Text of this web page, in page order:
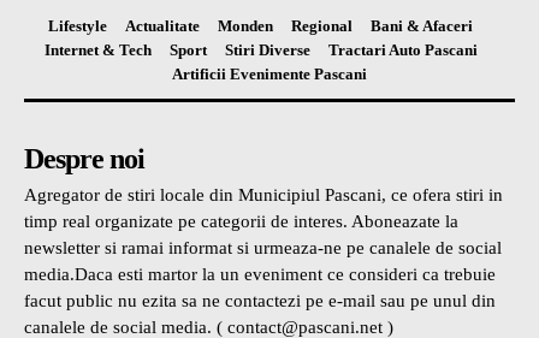
Lifestyle Actualitate Monden Regional
Bani & Afaceri
Internet & Tech
Sport Stiri Diverse
Tractari Auto Pascani
Artificii Evenimente Pascani
Despre noi
Agregator de stiri locale din Municipiul Pascani, ce ofera stiri in
timp real organizate pe categorii de interes. Aboneazate la
newsletter si ramai informat si urmeaza-ne pe canalele de social
media.Daca esti martor la un eveniment ce consideri ca trebuie
facut public nu ezita sa ne contactezi pe e-mail sau pe unul din
canalele de social media. ( contact@pascani.net )